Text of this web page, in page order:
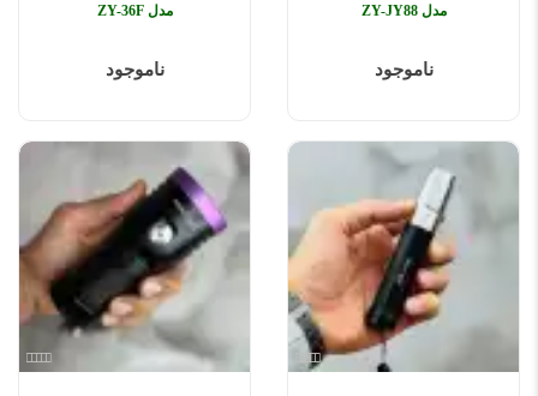
مدل ZY-JY88
ناموجود
مدل ZY-36F
ناموجود